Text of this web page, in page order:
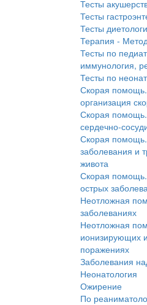
Тесты
Тесты
Тесты
Терапия -
Тесты по
иммунология,
Тесты по
Скорая
организация
Скорая
сердечно-
Скорая помощь.
заболевания и
живота
Скорая
острых
Неотложная
заболеваниях
Неотложная
ионизирующих
поражениях
Заболевания
Неонатология
Ожирение
По